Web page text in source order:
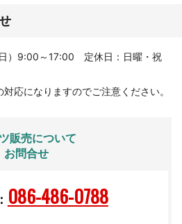
）9:00～17:00 定休日：日曜・祝
応になりますのでご注意ください。
販売について
お問合せ
： 086-486-0788